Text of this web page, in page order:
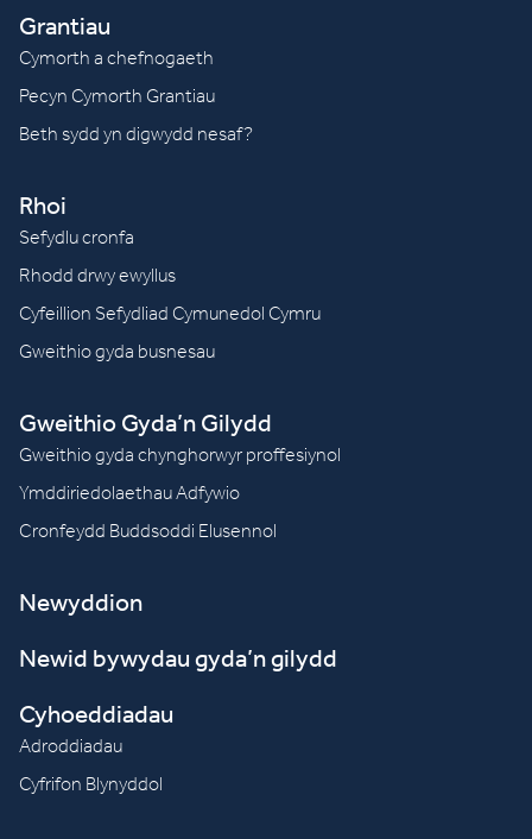
Grantiau
Cymorth a chefnogaeth
Pecyn Cymorth Grantiau
Beth sydd yn digwydd nesaf?
Rhoi
Sefydlu cronfa
Rhodd drwy ewyllus
Cyfeillion Sefydliad Cymunedol Cymru
Gweithio gyda busnesau
Gweithio Gyda’n Gilydd
Gweithio gyda chynghorwyr proffesiynol
Ymddiriedolaethau Adfywio
Cronfeydd Buddsoddi Elusennol
Newyddion
Newid bywydau gyda’n gilydd
Cyhoeddiadau
Adroddiadau
Cyfrifon Blynyddol